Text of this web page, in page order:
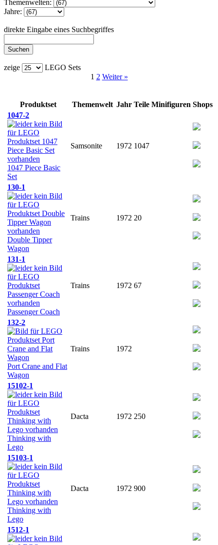
Themenwelten:
Jahre:
direkte Eingabe eines Suchbegriffes
zeige
LEGO Sets
1 2 Weiter »
Produktset Themenwelt Jahr Teile Minifiguren Shops
1047-2
1047 Piece Basic
Set
Samsonite 1972 1047
130-1
Double Tipper
Wagon
Trains 1972 20
131-1
Passenger Coach
Trains 1972 67
132-2
Port Crane and Flat
Wagon
Trains 1972
15102-1
Thinking with
Lego
Dacta 1972 250
15103-1
Thinking with
Lego
Dacta 1972 900
1512-1